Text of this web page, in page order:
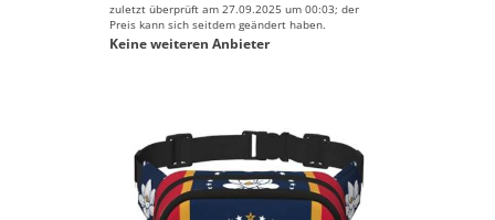
zuletzt überprüft am 27.09.2025 um 00:03; der
Preis kann sich seitdem geändert haben.
Keine weiteren Anbieter